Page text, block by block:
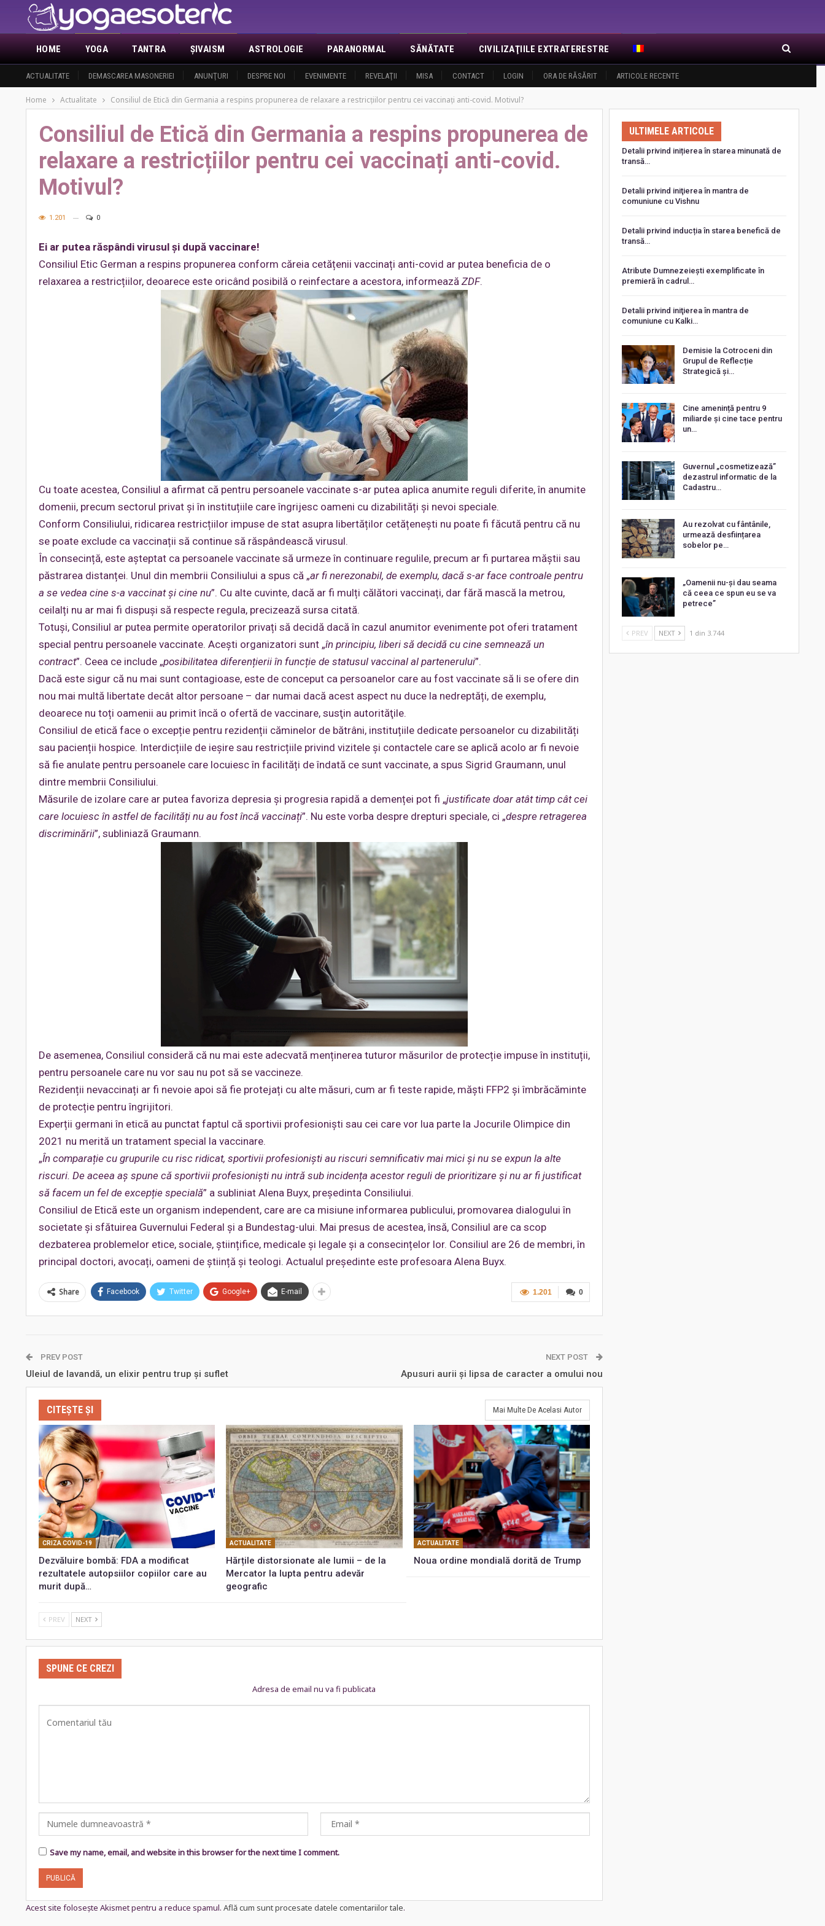
HOME
ACTUALITATE DEMASCAREA MASONERIEI ANUNŢURI DESPRE NOI EVENIMENTE REVELAŢII MISA CONTACT LOGIN ORA DE RĂSĂRIT ARTICOLE RECENTE
YOGA TANTRA ŞIVAISM ASTROLOGIE PARANORMAL SĂNĂTATE CIVILIZAŢIILE EXTRATERESTRE
Home Actualitate Consiliul de Etică din Germania a respins propunerea de relaxare a restricțiilor pentru cei vaccinați anti-covid. Motivul?
Consiliul de Etică din Germania a respins propunerea de
relaxare a restricțiilor pentru cei vaccinați anti-covid.
Motivul?
1.201 0
Ei ar putea răspândi virusul și după vaccinare!
Consiliul Etic German a respins propunerea conform căreia cetățenii vaccinați anti-covid ar putea beneficia de o
relaxarea a restricțiilor, deoarece este oricând posibilă o reinfectare a acestora, informează ZDF.
Cu toate acestea, Consiliul a afirmat că pentru persoanele vaccinate s-ar putea aplica anumite reguli diferite, în anumite
domenii, precum sectorul privat și în instituțiile care îngrijesc oameni cu dizabilități și nevoi speciale.
Conform Consiliului, ridicarea restricțiilor impuse de stat asupra libertăților cetățenești nu poate fi făcută pentru că nu
se poate exclude ca vaccinații să continue să răspândească virusul.
În consecință, este așteptat ca persoanele vaccinate să urmeze în continuare regulile, precum ar fi purtarea măștii sau
păstrarea distanței. Unul din membrii Consiliului a spus că „ar fi nerezonabil, de exemplu, dacă s-ar face controale pentru
a se vedea cine s-a vaccinat și cine nu”. Cu alte cuvinte, dacă ar fi mulți călători vaccinați, dar fără mască la metrou,
ceilalți nu ar mai fi dispuși să respecte regula, precizează sursa citată.
Totuși, Consiliul ar putea permite operatorilor privați să decidă dacă în cazul anumitor evenimente pot oferi tratament
special pentru persoanele vaccinate. Acești organizatori sunt „în principiu, liberi să decidă cu cine semnează un
contract”. Ceea ce include „posibilitatea diferențierii în funcție de statusul vaccinal al partenerului”.
Dacă este sigur că nu mai sunt contagioase, este de conceput ca persoanelor care au fost vaccinate să li se ofere din
nou mai multă libertate decât altor persoane – dar numai dacă acest aspect nu duce la nedreptăți, de exemplu,
deoarece nu toți oamenii au primit încă o ofertă de vaccinare, susţin autorităţile.
Consiliul de etică face o excepție pentru rezidenții căminelor de bătrâni, instituțiile dedicate persoanelor cu dizabilități
sau pacienții hospice. Interdicțiile de ieșire sau restricțiile privind vizitele și contactele care se aplică acolo ar fi nevoie
să fie anulate pentru persoanele care locuiesc în facilități de îndată ce sunt vaccinate, a spus Sigrid Graumann, unul
dintre membrii Consiliului.
Măsurile de izolare care ar putea favoriza depresia și progresia rapidă a demenței pot fi „justificate doar atât timp cât cei
care locuiesc în astfel de facilități nu au fost încă vaccinați”. Nu este vorba despre drepturi speciale, ci „despre retragerea
discriminării”, subliniază Graumann.
De asemenea, Consiliul consideră că nu mai este adecvată menținerea tuturor măsurilor de protecție impuse în instituții,
pentru persoanele care nu vor sau nu pot să se vaccineze.
Rezidenții nevaccinați ar fi nevoie apoi să fie protejați cu alte măsuri, cum ar fi teste rapide, măști FFP2 și îmbrăcăminte
de protecție pentru îngrijitori.
Experții germani în etică au punctat faptul că sportivii profesioniști sau cei care vor lua parte la Jocurile Olimpice din
2021 nu merită un tratament special la vaccinare.
„În comparație cu grupurile cu risc ridicat, sportivii profesioniști au riscuri semnificativ mai mici și nu se expun la alte
riscuri. De aceea aș spune că sportivii profesioniști nu intră sub incidența acestor reguli de prioritizare și nu ar fi justificat
să facem un fel de excepție specială” a subliniat Alena Buyx, președinta Consiliului.
Consiliul de Etică este un organism independent, care are ca misiune informarea publicului, promovarea dialogului în
societate și sfătuirea Guvernului Federal și a Bundestag-ului. Mai presus de acestea, însă, Consiliul are ca scop
dezbaterea problemelor etice, sociale, științifice, medicale și legale și a consecințelor lor. Consiliul are 26 de membri, în
principal doctori, avocați, oameni de știință și teologi. Actualul președinte este profesoara Alena Buyx.
0
1.201
Share Facebook Twitter Google+ E-mail
PREV POST
Uleiul de lavandă, un elixir pentru trup şi suflet
NEXT POST
Apusuri aurii și lipsa de caracter a omului nou
CITEȘTE ȘI Mai Multe De Acelasi Autor
CRIZA COVID-19
Dezvăluire bombă: FDA a modificat
rezultatele autopsiilor copiilor care au
murit după…
ACTUALITATE
Hărțile distorsionate ale lumii – de la
Mercator la lupta pentru adevăr
geografic
ACTUALITATE
Noua ordine mondială dorită de Trump
PREV NEXT
SPUNE CE CREZI
Adresa de email nu va fi publicata
Save my name, email, and website in this browser for the next time I comment.
Acest site folosește Akismet pentru a reduce spamul. Află cum sunt procesate datele comentariilor tale.
ULTIMELE ARTICOLE
Detalii privind inițierea în starea minunată de
transă…
Detalii privind iniţierea în mantra de
comuniune cu Vishnu
Detalii privind inducția în starea benefică de
transă…
Atribute Dumnezeiești exemplificate în
premieră în cadrul…
Detalii privind iniţierea în mantra de
comuniune cu Kalki…
Demisie la Cotroceni din
Grupul de Reflecție
Strategică și…
Cine amenință pentru 9
miliarde și cine tace pentru
un…
Guvernul „cosmetizează”
dezastrul informatic de la
Cadastru…
Au rezolvat cu fântânile,
urmează desființarea
sobelor pe…
„Oamenii nu-și dau seama
că ceea ce spun eu se va
petrece”
PREV NEXT 1 din 3.744